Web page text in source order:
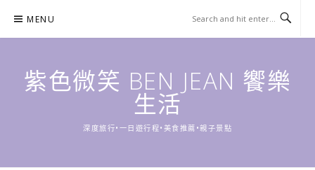
content
MENU
紫色微笑 BEN JEAN 饗樂
生活
深度旅行•一日遊行程•美食推薦•親子景點